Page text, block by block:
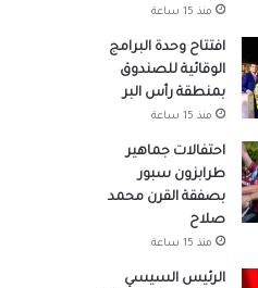
منذ 15 ساعة
افتتاح وحدة البرامج
الوقائية للصندوق
بمنطقة رأس البر
منذ 15 ساعة
احتفالات جماهير
طرابزون سبور
بصفقة القرن محمد
صلاح
منذ 15 ساعة
الرئيس السيسي